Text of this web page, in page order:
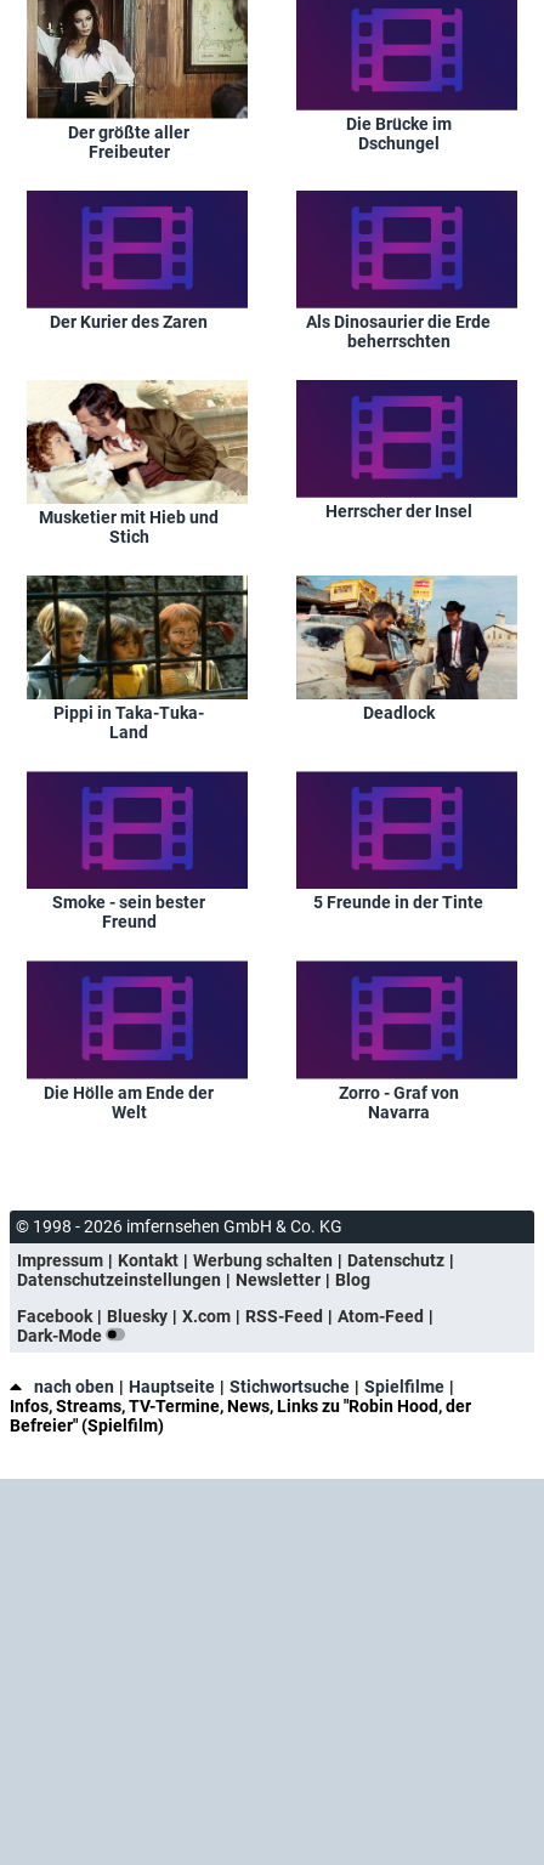
Der größte aller
Freibeuter
Die Brücke im
Dschungel
Der Kurier des Zaren
Als Dinosaurier die Erde
beherrschten
Musketier mit Hieb und
Stich
Herrscher der Insel
Pippi in Taka-Tuka-
Land
Deadlock
Smoke - sein bester
Freund
5 Freunde in der Tinte
Die Hölle am Ende der
Welt
Zorro - Graf von
Navarra
© 1998 - 2026 imfernsehen GmbH & Co. KG
Impressum
Kontakt Werbung schalten
Datenschutz
Datenschutzeinstellungen
Newsletter
Blog
Facebook
Bluesky X.com RSS-Feed
Atom-Feed
Dark-Mode
nach oben Hauptseite Stichwortsuche
Spielfilme
Infos, Streams, TV-Termine, News, Links zu "Robin Hood, der
Befreier" (Spielfilm)